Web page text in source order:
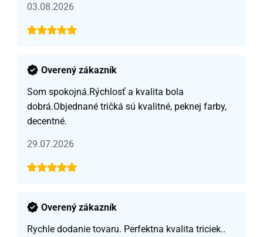
03.08.2026
Overený zákazník
Som spokojná.Rýchlosť a kvalita bola
dobrá.Objednané tričká sú kvalitné, peknej farby,
decentné.
29.07.2026
Overený zákazník
Rychle dodanie tovaru. Perfektna kvalita triciek..